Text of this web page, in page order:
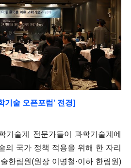
기술 오픈포럼' 전경]
기술계 전문가들이 과학기술계에
의 국가 정책 적용을 위해 한 자리
한림원 (원장 이명철 ·이하 한림원)